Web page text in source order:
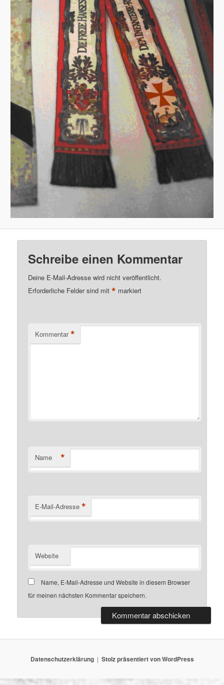
Schreibe einen Kommentar
Deine E-Mail-Adresse wird nicht veröffentlicht.
Erforderliche Felder sind mit* markiert
Kommentar *
Name *
E-Mail-Adresse *
Website
Name, E-Mail-Adresse und Website in diesem Browser
für meinen nächsten Kommentar speichern.
Datenschutzerklärung Stolz präsentiert von WordPress